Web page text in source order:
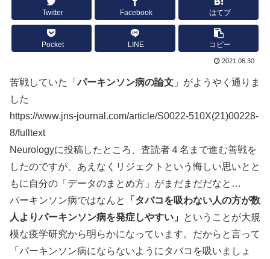
Twitter Facebook はてブ
Pocket LINE コピー
2021.06.30
苦戦していた「パーキンソン病の論文 」がようやく通りま
した
https://www.jns-journal.com/article/S0022-510X(21)00228-
8/fulltext
Neurologyに投稿したところ、査読者４名まで進む善戦を
したのですが、あえなくリジェクトという悔しい思いとと
もに自分の「データのまとめ方」がまだまだだなと…
パーキンソン病ではなんと
「タバコを吸わない人の方が数
人よりパーキンソン病を発症しやすい」
ということが大規
模な疫学研究から明らかになっています。だからと言って
「パーキンソン病にならないようにタバコを吸いましょ